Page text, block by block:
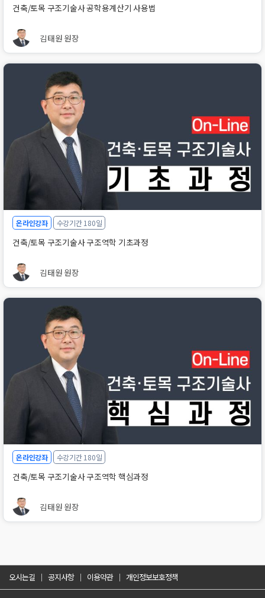
건축/토목 구조기술사 공학용계산기 사용법
김태원 원장
온라인강좌 수강기간 180일
건축/토목 구조기술사 구조역학 기초과정
김태원 원장
온라인강좌 수강기간 180일
건축/토목 구조기술사 구조역학 핵심과정
김태원 원장
오시는길 공지사항 이용약관 개인정보보호정책